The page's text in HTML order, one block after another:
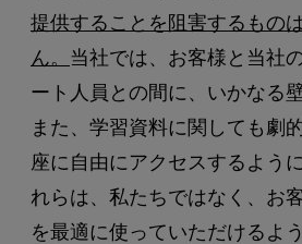
提供することを阻害するもの
ん。 当社では、お客様と当社
ート人員との間に、いかなる
また、学習資料に関しても劇
座に自由にアクセスするよう
れらは、私たちではなく、お
を最適に使っていただけるよ